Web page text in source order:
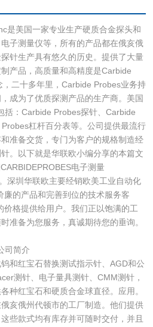
是美国一家专业生产硬质合金探头和
子测量仪等，所有的产品都在俄亥俄
针生产具有悠久的历史。提供了大量
产品，高质量和高精度是Carbide
二十多年里，Carbide Probes业务持
成为了优质探测产品的生产商。美国
括：Carbide Probes探针、Carbide
杠杆百分表等。公司提供最流行
准备交货，专门为客户的规格制造经
。以下就是华联欧小编分享的本篇文
电子测量
深圳华联欧主要经销欧美工业自动化
廉的产品和完善到位的技术服务客
价格提供给用户。我们正以饱满的工
准备为您服务，真诚期待您的垂询。​
司简介
和红宝石替换测试指示针、AGD和公
测针、电子量具测针、CMM测针，
种红宝石和硬质合金球直径。应用。
亥俄州代顿市的工厂制造。他们提供
些款式均有库存并可随时交付，并且